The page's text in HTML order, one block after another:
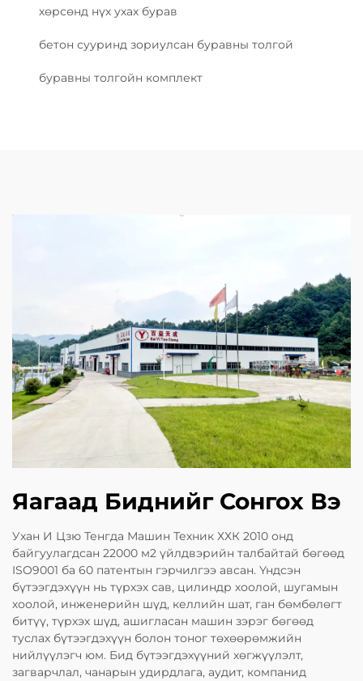
хөрсөнд нүх ухах бурав
бетон сууринд зориулсан буравны толгой
буравны толгойн комплект
Яагаад Биднийг Сонгох Вэ
Ухан И Цзю Тенгда Машин Техник ХХК 2010 онд
байгуулагдсан 22000 м2 үйлдвэрийн талбайтай бөгөөд
ISO9001 ба 60 патентын гэрчилгээ авсан. Үндсэн
бүтээгдэхүүн нь түрхэх сав, цилиндр хоолой, шугамын
хоолой, инженерийн шүд, келлийн шат, ган бөмбөлөгт
битүү, түрхэх шүд, ашигласан машин зэрэг бөгөөд
туслах бүтээгдэхүүн болон тоног төхөөрөмжийн
нийлүүлэгч юм. Бид бүтээгдэхүүний хөгжүүлэлт,
загварчлал, чанарын удирдлага, аудит, компанид